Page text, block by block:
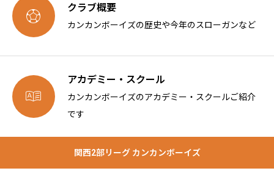
 クラブ概要
カンカンボーイズの歴史や今年のスローガンなど

アカデミー・スクール
カンカンボーイズのアカデミー・スクールご紹介
です
関西2部リーグ カンカンボーイズ